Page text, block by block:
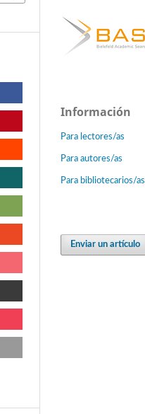
Información
Para lectores/as
Para autores/as
Para bibliotecarios/as
Enviar un artículo